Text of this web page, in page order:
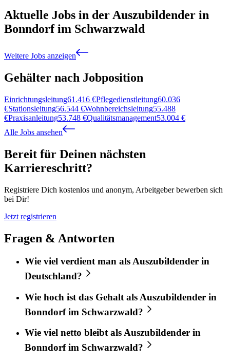
Aktuelle Jobs in der Auszubildender in
Bonndorf im Schwarzwald
Weitere Jobs anzeigen
Gehälter nach Jobposition
Einrichtungsleitung61.416 €Pflegedienstleitung60.036
€Stationsleitung56.544 €Wohnbereichsleitung55.488
€Praxisanleitung53.748 €Qualitätsmanagement53.004 €
Alle Jobs ansehen
Bereit für Deinen nächsten
Karriereschritt?
Registriere Dich kostenlos und anonym, Arbeitgeber bewerben sich
bei Dir!
Jetzt registrieren
Fragen & Antworten
Wie viel verdient man als Auszubildender in
Deutschland?
Wie hoch ist das Gehalt als Auszubildender in
Bonndorf im Schwarzwald?
Wie viel netto bleibt als Auszubildender in
Bonndorf im Schwarzwald?